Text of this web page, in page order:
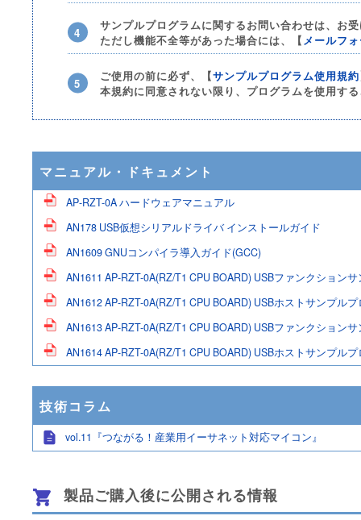
サンプルプログラムに関するお問い合わせは、お
ただし機能不全等があった場合には、【 メールフ
ご使用の前に必ず、【サンプルプログラム使用規約
本規約に同意されない限り、プログラムを使用す
マニュアル・ドキュメント
AP-RZT-0A ハードウェアマニュアル
AN178 USB仮想シリアルドライバ インストールガイド
AN1609 GNUコンパイラ導入ガイド(GCC)
AN1611 AP-RZT-0A(RZ/T1 CPU BOARD) USBファンクション
AN1612 AP-RZT-0A(RZ/T1 CPU BOARD) USBホストサンプル
AN1613 AP-RZT-0A(RZ/T1 CPU BOARD) USBファンクション
AN1614 AP-RZT-0A(RZ/T1 CPU BOARD) USBホストサンプル
技術コラム
vol.11『つながる！産業用イーサネット対応マイコン』
製品ご購入後に公開される情報